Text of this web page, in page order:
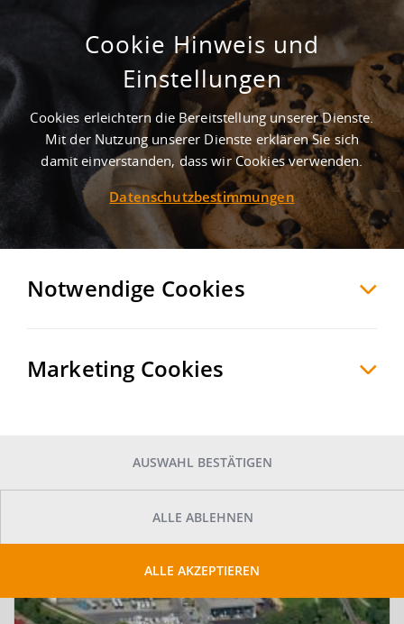
Treffer-Gewerbegebiete in Gresse
Gresse
Möchten Sie diese Suche als Suchauftrag
Objekte informiert werden?
Cookie Hinweis und
Einstellungen
Cookies erleichtern die Bereitstellung unserer Dienste.
Mit der Nutzung unserer Dienste erklären Sie sich
damit einverstanden, dass wir Cookies verwenden.
Datenschutzbestimmungen
Notwendige Cookies
Marketing Cookies
AUSWAHL BESTÄTIGEN
ALLE ABLEHNEN
ALLE AKZEPTIEREN